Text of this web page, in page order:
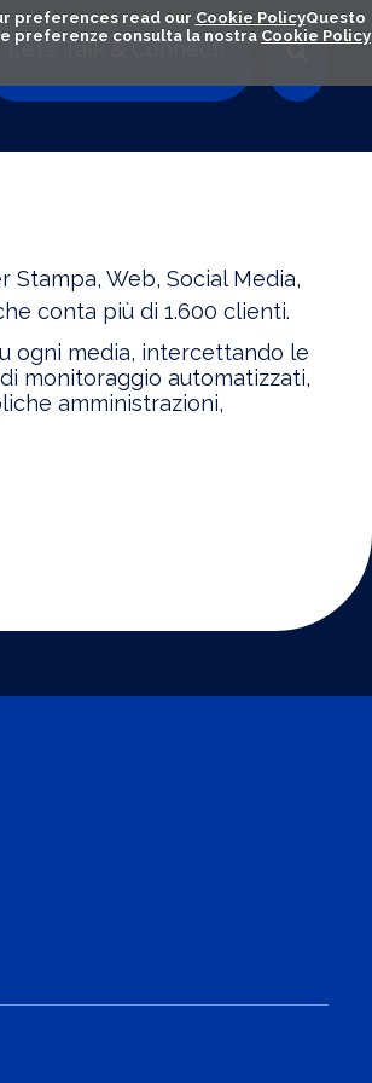
preferences read our Cookie PolicyQuesto
preferenze consulta la nostra Cookie Policy
Let's Talk & Connect!
Web, Social Media,
conta più di 1.600 clienti.
ogni media, intercettando le
monitoraggio automatizzati,
amministrazioni,